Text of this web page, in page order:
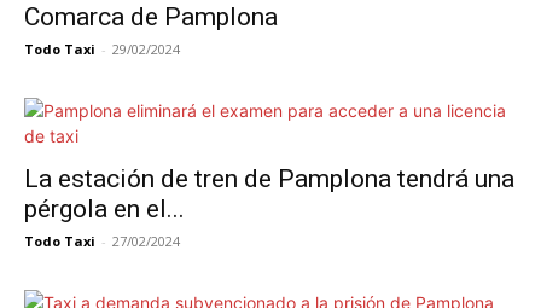
Comarca de Pamplona
Todo Taxi - 29/02/2024
La estación de tren de Pamplona tendrá una
pérgola en el...
Todo Taxi - 27/02/2024